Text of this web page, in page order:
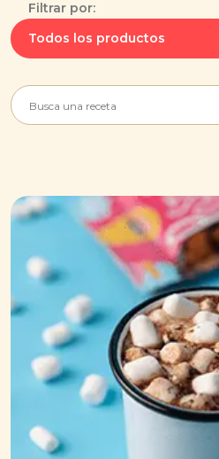
Filtrar por:
Todos los productos